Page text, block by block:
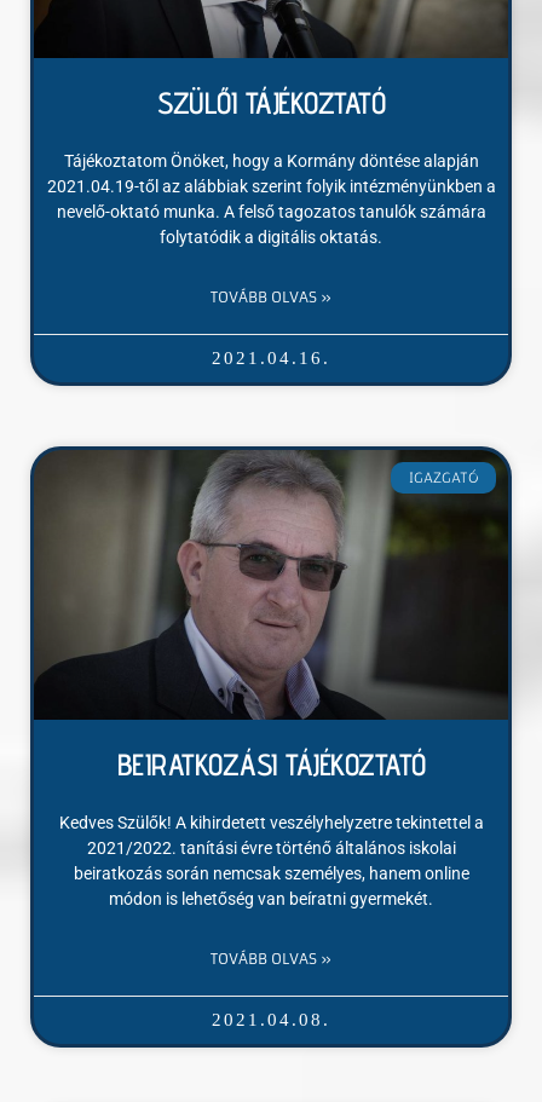
SZÜLŐI TÁJÉKOZTATÓ
Tájékoztatom Önöket, hogy a Kormány döntése alapján
2021.04.19-től az alábbiak szerint folyik intézményünkben a
nevelő-oktató munka. A felső tagozatos tanulók számára
folytatódik a digitális oktatás.
TOVÁBB OLVAS »
2021.04.16.
IGAZGATÓ
BEIRATKOZÁSI TÁJÉKOZTATÓ
Kedves Szülők! A kihirdetett veszélyhelyzetre tekintettel a
2021/2022. tanítási évre történő általános iskolai
beiratkozás során nemcsak személyes, hanem online
módon is lehetőség van beíratni gyermekét.
TOVÁBB OLVAS »
2021.04.08.